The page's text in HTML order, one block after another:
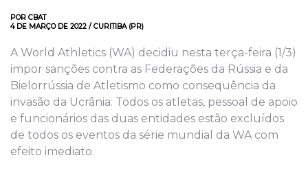
POR CBAT
4 DE MARÇO DE 2022 / CURITIBA (PR)
A World Athletics (WA) decidiu nesta terça-feira (1/3)
impor sanções contra as Federações da Rússia e da
Bielorrússia de Atletismo como consequência da
invasão da Ucrânia. Todos os atletas, pessoal de apoio
e funcionários das duas entidades estão excluídos
de todos os eventos da série mundial da WA com
efeito imediato.